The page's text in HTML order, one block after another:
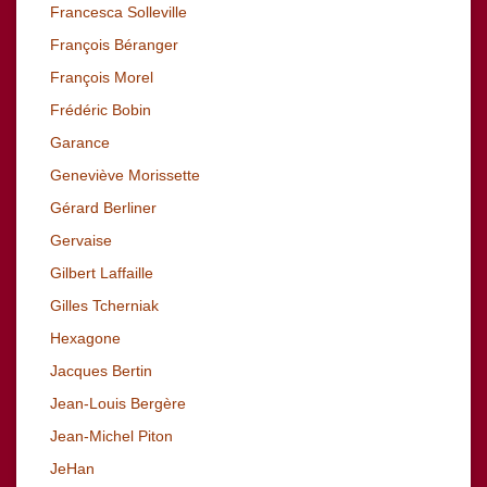
Francesca Solleville
François Béranger
François Morel
Frédéric Bobin
Garance
Geneviève Morissette
Gérard Berliner
Gervaise
Gilbert Laffaille
Gilles Tcherniak
Hexagone
Jacques Bertin
Jean-Louis Bergère
Jean-Michel Piton
JeHan